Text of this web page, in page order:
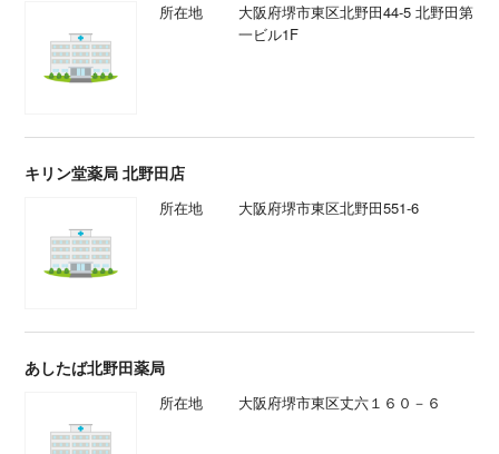
所在地
大阪府堺市東区北野田44-5 北野田第
一ビル1F
キリン堂薬局 北野田店
所在地 大阪府堺市東区北野田551-6
あしたば北野田薬局
所在地 大阪府堺市東区丈六１６０－６